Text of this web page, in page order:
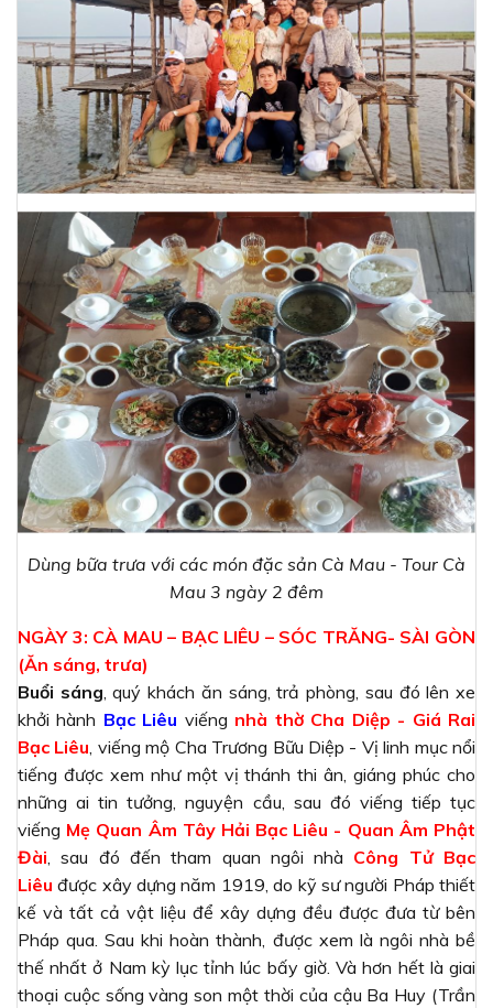
Dùng bữa trưa với các món đặc sản Cà Mau - Tour Cà
Mau 3 ngày 2 đêm
NGÀY 3: CÀ MAU – BẠC LIÊU – SÓC TRĂNG- SÀI GÒN
(Ăn sáng, trưa)
Buổi sáng, quý khách ăn sáng, trả phòng, sau đó lên xe
khởi hành Bạc Liêu viếng nhà thờ Cha Diệp - Giá Rai
Bạc Liêu, viếng mộ Cha Trương Bữu Diệp - Vị linh mục nổi
tiếng được xem như một vị thánh thi ân, giáng phúc cho
những ai tin tưởng, nguyện cầu, sau đó viếng tiếp tục
viếng Mẹ Quan Âm Tây Hải Bạc Liêu - Quan Âm Phật
Đài, sau đó đến tham quan ngôi nhà Công Tử Bạc
Liêu được xây dựng năm 1919, do kỹ sư người Pháp thiết
kế và tất cả vật liệu để xây dựng đều được đưa từ bên
Pháp qua. Sau khi hoàn thành, được xem là ngôi nhà bề
thế nhất ở Nam kỳ lục tỉnh lúc bấy giờ. Và hơn hết là giai
thoại cuộc sống vàng son một thời của cậu Ba Huy (Trần